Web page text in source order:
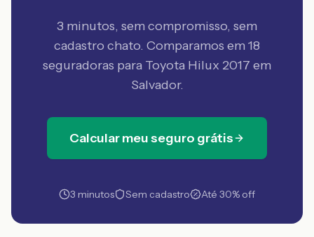
3 minutos, sem compromisso, sem
cadastro chato. Comparamos em 18
seguradoras para Toyota Hilux 2017 em
Salvador.
Calcular meu seguro grátis
3 minutos Sem cadastro Até 30% off